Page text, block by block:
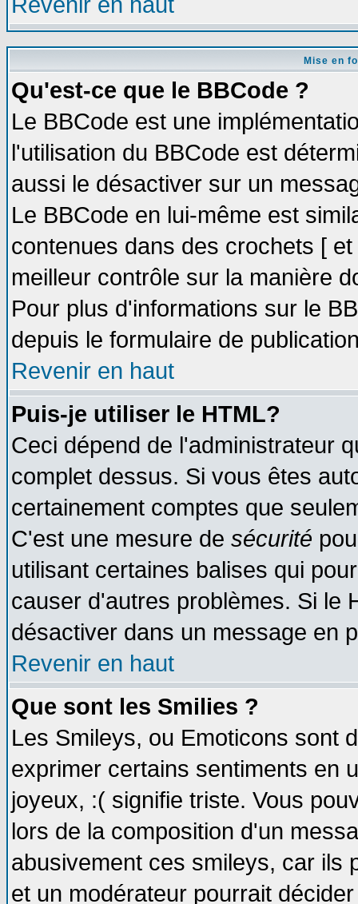
Mise en
Qu'est-ce que le BBCode ?
Le BBCode est une
l'utilisation du BBCode est
aussi le désactiver sur un
Le BBCode en lui-même est
contenues dans des crochets [
meilleur contrôle sur la manière
Pour plus d'informations sur le
depuis le formulaire de
Revenir en haut
Puis-je utiliser le HTML?
Ceci dépend de l'administrateur
complet dessus. Si vous êtes
certainement comptes que
C'est une mesure de sécurité
utilisant certaines balises qui
causer d'autres problèmes. Si le
désactiver dans un message en
Revenir en haut
Que sont les Smilies ?
Les Smileys, ou Emoticons sont
exprimer certains sentiments en
joyeux, :( signifie triste. Vous
lors de la composition d'un
abusivement ces smileys, car ils
et un modérateur pourrait